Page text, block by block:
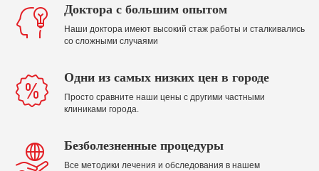
Доктора с большим опытом
Наши доктора имеют высокий стаж работы и сталкивались
со сложными случаями
Одни из самых низких цен в городе
Просто сравните наши цены с другими частными
клиниками города.
Безболезненные процедуры
Все методики лечения и обследования в нашем